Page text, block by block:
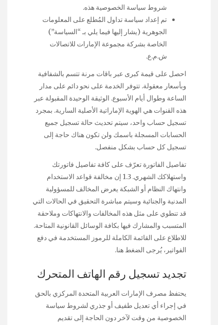
شروط سياسة الخصوصية هذه.
تم إعداد سياسة تداول المُطلع على المعلومات
الجوهرية (يشار إليها فيما يلي بـ “السياسة”)
الخاصة بشركة مجموعة الإمارات للاتصالات
ش.م.ع.
احصل على قيمة كبرى عبر باقات مرنة تتسم بالشفافية
وبأسعار معقولة. تتوفر الخدمة على نحو دائم على مدار
الساعة وطوال أيام الأسبوع. الوثيقة الوحيدة المقبولة عبر
هذه القنوات هي الهوية الإماراتية الأصلية السارية. بمجرد
تسجيل حساب واحد، سيتم تحديث حالة تسجيل جميع
الحسابات المسجلة باسمك ولن تكون هناك حاجة إلى
تسجيل كل حساب بشكل منفصل.
تفاصيل الفاتورة تعرّف على كافة تفاصيل فاتورتك
واستهلاكك الشهري. 1.3 إن مخالفة قواعد الاستخدام
وانتهاك النظام أو الشبكة يعرض المخالف للمسؤولية
المدنية والجنائية وسيتم مباشرة التحقيق في الحالات التي
قد تنطوي على مثل هذه المخالفات والانتهاكات وملاحقة
المتسبب والمشارك فيها بكافة الوسائل القانونية المتاحة.
للاطلاع على القائمة الكاملة للرموز المستخدمة في دفع
الفواتير، يُرجى الضغط هنا.
تجديد تسجيل رقم الهاتف المتحرك
يحتفظ مصرف الإمارات العربية المتحدة المركزي بالحق
في إجراء أي تعديل طفيف أو جذري لشروط سياسة
الخصوصية من وقت لآخر دون الحاجة إلى تقديم